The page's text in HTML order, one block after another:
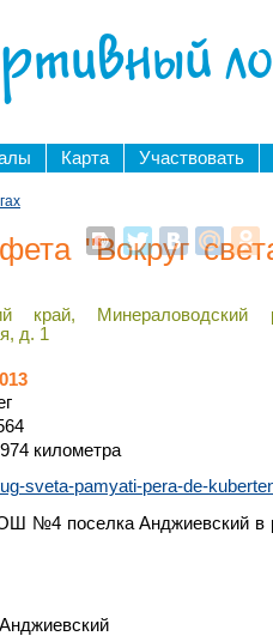
Карта Участвовать
"Вокруг
край, Минераловодский
д. 1
километра
sveta-pamyati-pera-de-
№4 поселка Анджиевский в